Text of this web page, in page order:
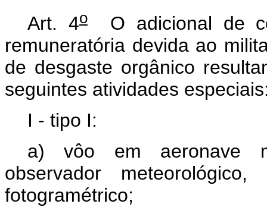
Art. 4oO adicional de
remuneratória devida ao
de desgaste orgânico
seguintes atividades
I - tipo I:
a) vôo em aeronave
observador
fotogramétrico;